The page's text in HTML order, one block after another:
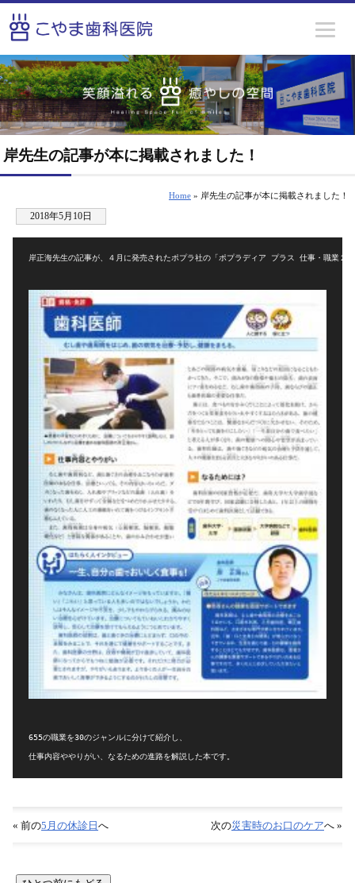
岸先生の記事が本に掲載されました！
Home » 岸先生の記事が本に掲載されました！
2018年5月10日
岸正海先生の記事が、４月に発売されたポプラ社の「ポプラディア プラス 仕事・職業２
655の職業を30のジャンルに分けて紹介し、
仕事内容ややりがい、なるための進路を解説した本です。
« 前の5月の休診日 へ 次の災害時のお口のケアへ »